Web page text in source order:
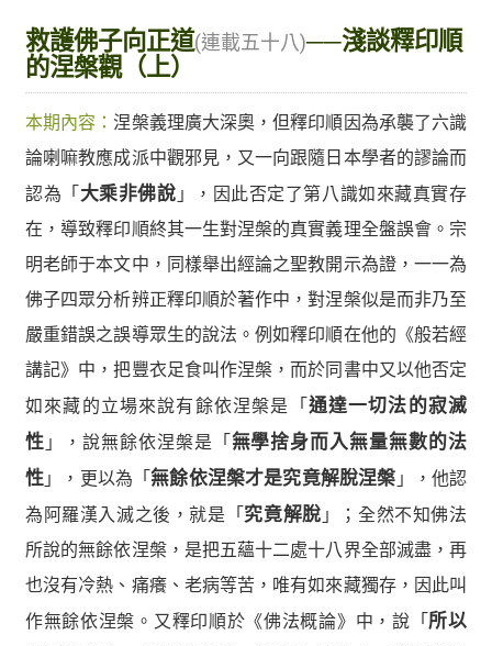
救護佛子向正道(連載五十八)──淺談釋印順
的涅槃觀（上）
本期內容：涅槃義理廣大深奧，但釋印順因為承襲了六識
論喇嘛教應成派中觀邪見，又一向跟隨日本學者的謬論而
認為「 大乘非佛說 」，因此否定了第八識如來藏真實存
在，導致釋印順終其一生對涅槃的真實義理全盤誤會。宗
明老師于本文中，同樣舉出經論之聖教開示為證，一一為
佛子四眾分析辨正釋印順於著作中，對涅槃似是而非乃至
嚴重錯誤之誤導眾生的說法。例如釋印順在他的《般若經
講記》中，把豐衣足食叫作涅槃，而於同書中又以他否定
如來藏的立場來說有餘依涅槃是「 通達一切法的寂滅
性 」，說無餘依涅槃是「 無學捨身而入無量無數的法
性 」，更以為「無餘依涅槃才是究竟解脫涅槃 」，他認
為阿羅漢入滅之後，就是「 究竟解脫 」；全然不知佛法
所說的無餘依涅槃，是把五蘊十二處十八界全部滅盡，再
也沒有冷熱、痛癢、老病等苦，唯有如來藏獨存，因此叫
作無餘依涅槃。又釋印順於《佛法概論》中，說「所以